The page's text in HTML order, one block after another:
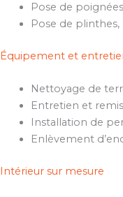
Pose de
Pose de
Équipement et
Nettoyage de
Entretien et
Installation de
Enlèvement
Intérieur sur mesure